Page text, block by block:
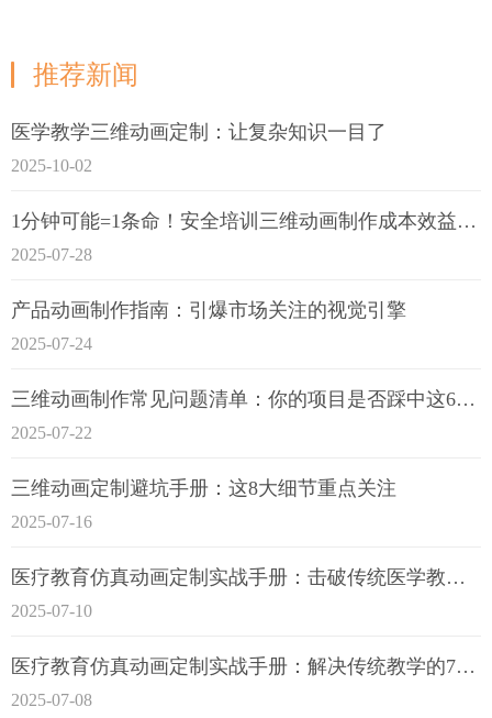
推荐新闻
医学教学三维动画定制：让复杂知识一目了
2025-10-02
1分钟可能=1条命！安全培训三维动画制作成本效益深度拆解
2025-07-28
产品动画制作指南：引爆市场关注的视觉引擎
2025-07-24
三维动画制作常见问题清单：你的项目是否踩中这6大技术雷区？
2025-07-22
三维动画定制避坑手册：这8大细节重点关注
2025-07-16
医疗教育仿真动画定制实战手册：击破传统医学教育7大痛点
2025-07-10
医疗教育仿真动画定制实战手册：解决传统教学的7大痛点
2025-07-08